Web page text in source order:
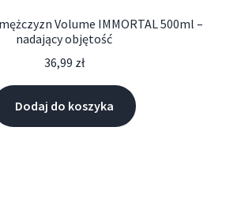
Volume IMMORTAL 500ml –
nadający objętość
36,99 zł
Dodaj do koszyka